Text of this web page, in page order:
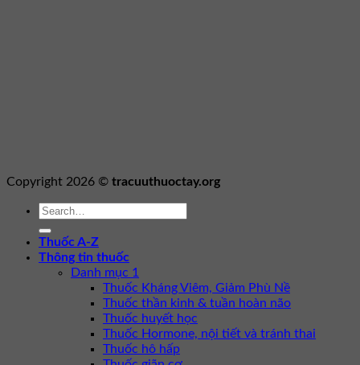
Copyright 2026 © tracuuthuoctay.org
Thuốc A-Z
Thông tin thuốc
Danh mục 1
Thuốc Kháng Viêm, Giảm Phù Nề
Thuốc thần kinh & tuần hoàn não
Thuốc huyết học
Thuốc Hormone, nội tiết và tránh thai
Thuốc hô hấp